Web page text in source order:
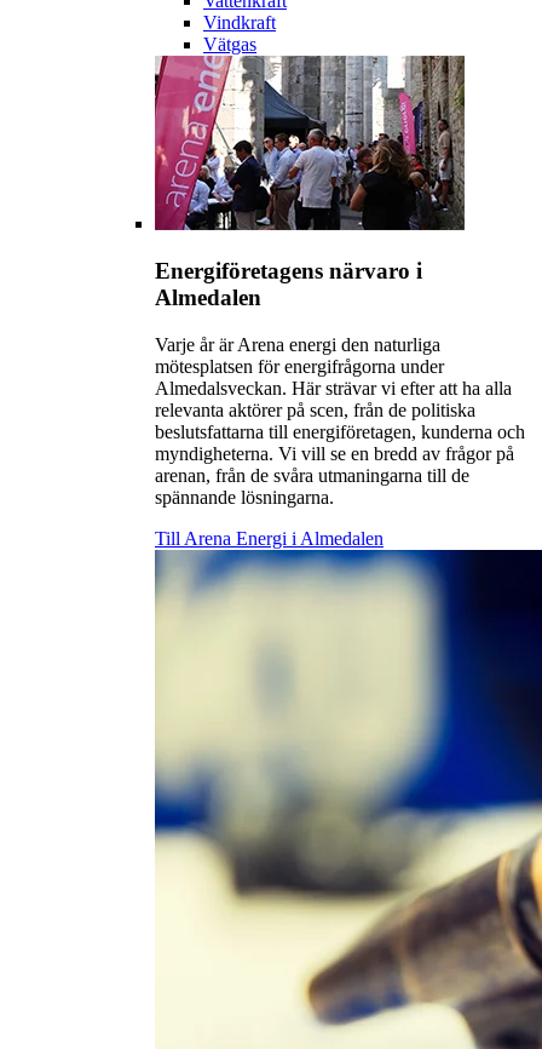
Vindkraft
Vätgas
Energiföretagens närvaro i
Almedalen
Varje år är Arena energi den naturliga
mötesplatsen för energifrågorna under
Almedalsveckan. Här strävar vi efter att ha alla
relevanta aktörer på scen, från de politiska
beslutsfattarna till energiföretagen, kunderna och
myndigheterna. Vi vill se en bredd av frågor på
arenan, från de svåra utmaningarna till de
spännande lösningarna.
Till Arena Energi i Almedalen